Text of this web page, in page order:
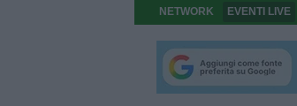
NETWORK EVENTI LIVE